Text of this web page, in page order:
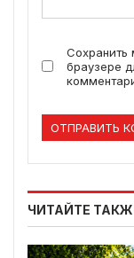
Сохранить
браузере
ЧИТАЙТЕ